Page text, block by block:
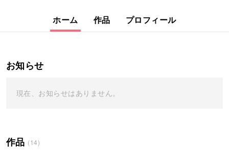
ホーム 作品 プロフィール
お知らせ
現在、お知らせはありません。
作品 (14)